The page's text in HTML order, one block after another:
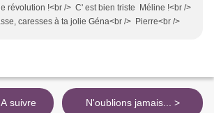
révolution !<br /> C' est bien triste Méline !<br />
caresses à ta jolie Géna<br /> Pierre<br />
suivre N'oublions jamais... >